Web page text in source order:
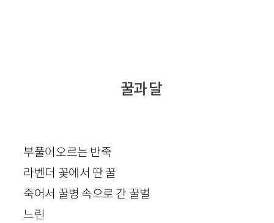
꿀과 달
부풀어오르는 반죽
라벤더 꽃에서 딴 꿀
죽어서 꿀병 속으로 간 꿀벌
느린